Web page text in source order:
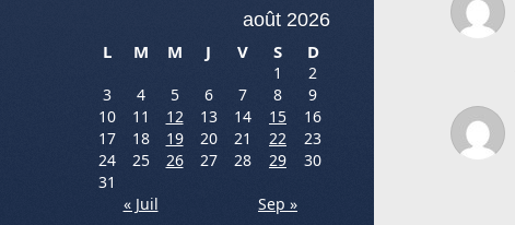
août 2026
L
M M J V S D
1
2
3
4 5 6 7 8
9
10
11 12 13 14 15
16
17
18 19 20 21 22
23
24
25 26 27 28 29
30
31
« Juil
Sep »